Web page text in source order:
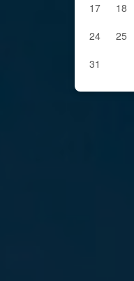
17
18
24
25
31